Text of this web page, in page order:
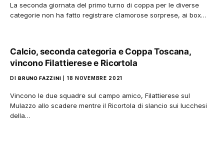
La seconda giornata del primo turno di coppa per le diverse
categorie non ha fatto registrare clamorose sorprese, ai box…
Calcio, seconda categoria e Coppa Toscana,
vincono Filattierese e Ricortola
DI BRUNO FAZZINI 18 NOVEMBRE 2021
Vincono le due squadre sul campo amico, Filattierese sul
Mulazzo allo scadere mentre il Ricortola di slancio sui lucchesi
della…